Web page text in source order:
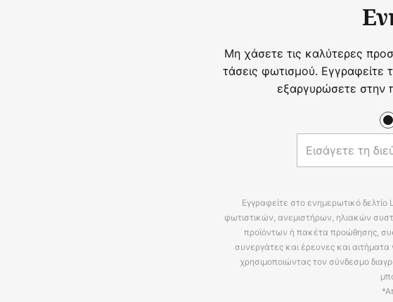
Μη χάσετε τις καλύτερες
τάσεις φωτισμού. Εγγραφείτε
εξαργυρώσετε στην
Εγγραφείτε στο ενημερωτικό
φωτιστικών, ανεμιστήρων, ηλιακών
προϊόντων ή πακέτα προώθησης,
συνεργάτες και έρευνες και
χρησιμοποιώντας τον σύνδεσμο